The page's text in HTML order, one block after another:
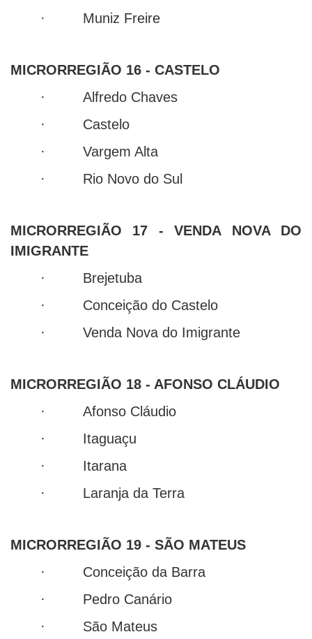
· Muniz Freire
MICRORREGIÃO 16 - CASTELO
· Alfredo Chaves
· Castelo
· Vargem Alta
· Rio Novo do Sul
MICRORREGIÃO 17 - VENDA NOVA DO
IMIGRANTE
· Brejetuba
· Conceição do Castelo
· Venda Nova do Imigrante
MICRORREGIÃO 18 - AFONSO CLÁUDIO
· Afonso Cláudio
· Itaguaçu
· Itarana
· Laranja da Terra
MICRORREGIÃO 19 - SÃO MATEUS
· Conceição da Barra
· Pedro Canário
· São Mateus